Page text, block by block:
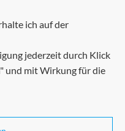
ich auf der
jederzeit durch Klick
und mit Wirkung für die